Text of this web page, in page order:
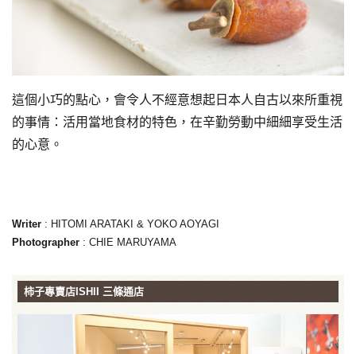
這個小巧的點心，會令人不經意想起日本人自古以來所重視
的事情：活用當地食材的特色，在辛勤勞動中細細享受生活
的心意。
Writer: HITOMI ARATAKI & YOKO AOYAGI
Photographer: CHIE MARUYAMA
柿子專賣店ISHII 三條通店